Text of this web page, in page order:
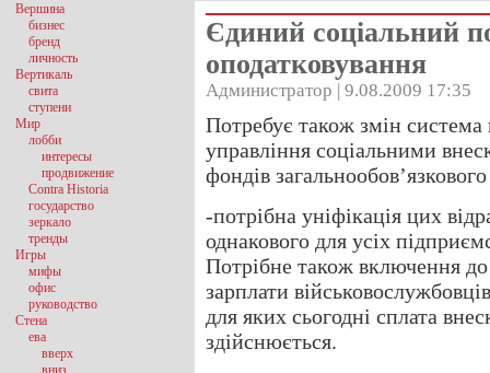
Єдиний соціальний
оподатковування
Администратор | 9.08.2009 17:35
Потребує також змін система
управління соціальними
фондів
-потрібна уніфікація цих
однакового для усіх
Потрібне також включення
зарплати
для яких сьогодні сплата
здійснюється.
Вершина
бизнес
бренд
личность
Вертикаль
свита
ступени
Мир
лобби
интересы
продвижение
Contra Historia
государство
зеркало
тренды
Игры
мифы
офис
руководство
Стена
ева
вверх
вниз